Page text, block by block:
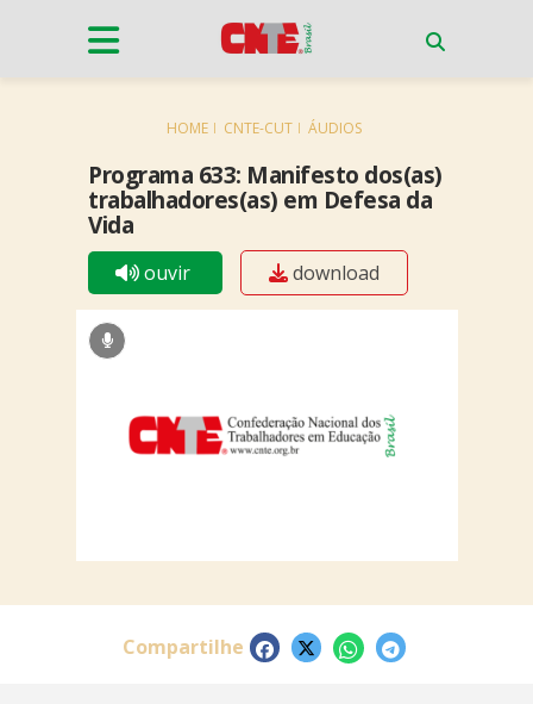
HOME CNTE-CUT ÁUDIOS
Programa 633: Manifesto dos(as)
trabalhadores(as) em Defesa da
Vida
ouvir download
Compartilhe